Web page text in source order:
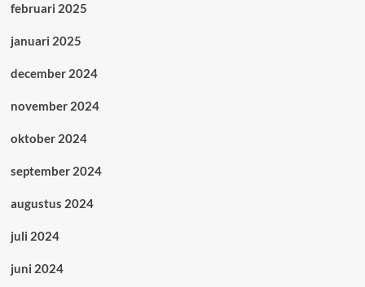
februari 2025
januari 2025
december 2024
november 2024
oktober 2024
september 2024
augustus 2024
juli 2024
juni 2024